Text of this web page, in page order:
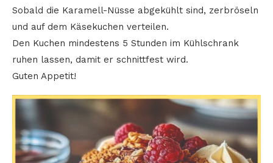
Sobald die Karamell-Nüsse abgekühlt sind, zerbröseln
und auf dem Käsekuchen verteilen.
Den Kuchen mindestens 5 Stunden im Kühlschrank
ruhen lassen, damit er schnittfest wird.
Guten Appetit!